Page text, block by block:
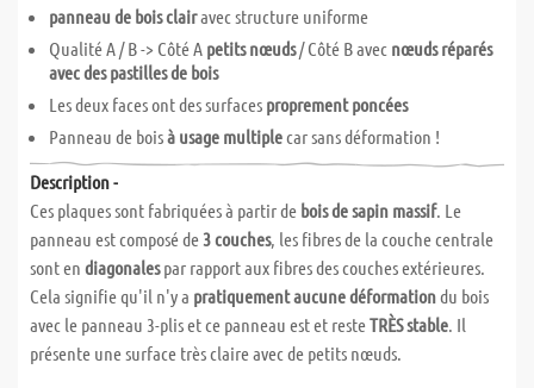
panneau de bois clairavec structure uniforme
Qualité A / B -> Côté A petits nœuds/ Côté B avec nœuds réparés
avec des pastilles de bois
Les deux faces ont des surfaces proprement poncées
Panneau de boisà usage multiplecar sans déformation !
Description -
Ces plaques sont fabriquées à partir de bois de sapin massif. Le
panneau est composé de 3 couches, les fibres de la couche centrale
sont en diagonalespar rapport aux fibres des couches extérieures.
Cela signifie qu'il n'y a pratiquement aucune déformationdu bois
avec le panneau 3-plis et ce panneau est et resteTRÈS stable. Il
présente une surface très claire avec de petits nœuds.